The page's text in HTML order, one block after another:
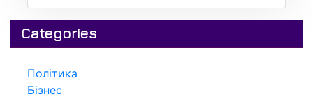
Categories
Політика
Бізнес